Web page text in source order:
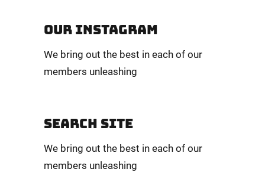
OUR INSTAGRAM
We bring out the best in each of our
members unleashing
SEARCH SITE
We bring out the best in each of our
members unleashing